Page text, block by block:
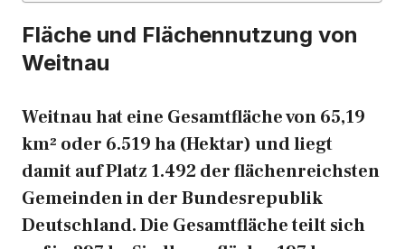
Fläche und Flächennutzung von
Weitnau
Weitnau hat eine Gesamtfläche von 65,19
km² oder 6.519 ha (Hektar) und liegt
damit auf Platz 1.492 der flächenreichsten
Gemeinden in der Bundesrepublik
Deutschland. Die Gesamtfläche teilt sich